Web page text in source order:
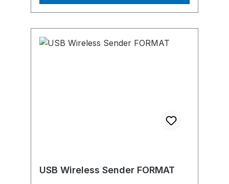
USB Wireless Sender FORMAT